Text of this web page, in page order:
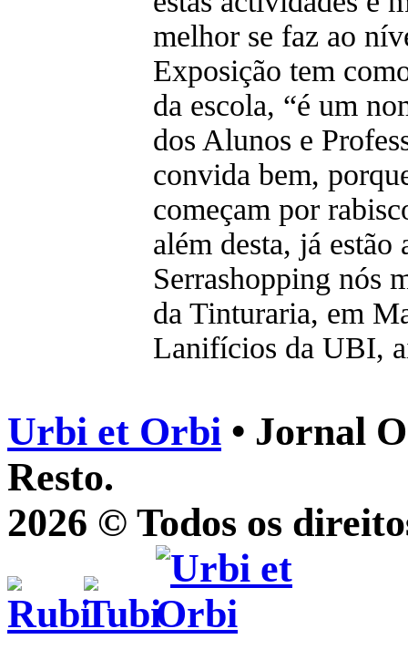
melhor se faz ao
Exposição tem
da escola, “é um
dos Alunos e
convida bem,
começam por
além desta, já estão
Serrashopping nós
da Tinturaria, em
Lanifícios da UBI,
Urbi et Orbi • Jornal
Resto.
2026 © Todos os